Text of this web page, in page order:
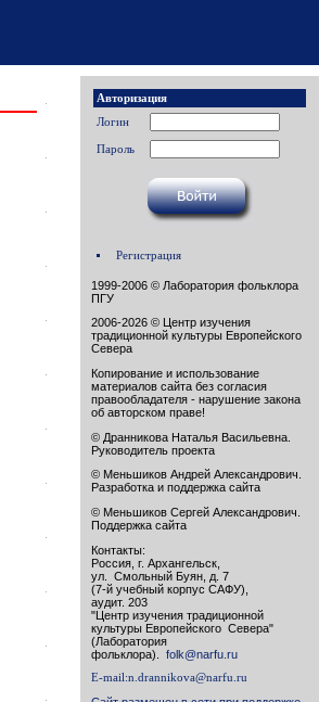
Авторизация
Логин
Пароль
Регистрация
1999-2006 © Лаборатория фольклора
ПГУ
2006-2026 © Центр изучения
традиционной культуры Европейского
Севера
Копирование и использование
материалов сайта без согласия
правообладателя - нарушение закона
об авторском праве!
© Дранникова Наталья Васильевна.
Руководитель проекта
© Меньшиков Андрей Александрович.
Разработка и поддержка сайта
© Меньшиков Сергей Александрович.
Поддержка сайта
Контакты:
Россия, г. Архангельск,
ул. Смольный Буян, д. 7
(7-й учебный корпус САФУ),
аудит. 203
"Центр изучения традиционной
культуры Европейского Севера"
(Лаборатория
фольклора).
folk@narfu.ru
E-mail:n.drannikova@narfu.ru